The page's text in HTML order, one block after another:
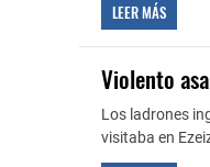
LEER MÁS
Violento
Los ladrones
visitaba en